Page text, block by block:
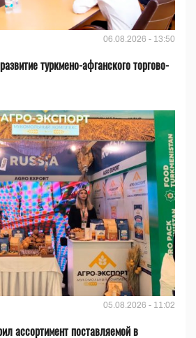
06.08.2026 - 13:50
туркмено-афганского торгово-
05.08.2026 - 11:02
ассортимент поставляемой в